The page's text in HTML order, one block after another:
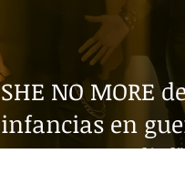
SHE NO MORE
infancias en
Guerra Mundial"